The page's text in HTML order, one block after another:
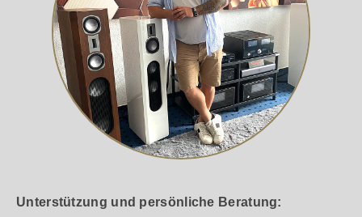
Unterstützung und persönliche Beratung: